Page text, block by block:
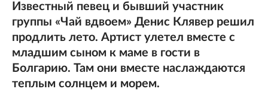
Известный певец и бывший участник
группы «Чай вдвоем» Денис Клявер решил
продлить лето. Артист улетел вместе с
младшим сыном к маме в гости в
Болгарию. Там они вместе наслаждаются
теплым солнцем и морем.